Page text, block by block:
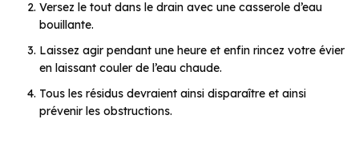
Versez le tout dans le drain avec une casserole d’eau
bouillante.
Laissez agir pendant une heure et enfin rincez votre évier
en laissant couler de l’eau chaude.
Tous les résidus devraient ainsi disparaître et ainsi
prévenir les obstructions.